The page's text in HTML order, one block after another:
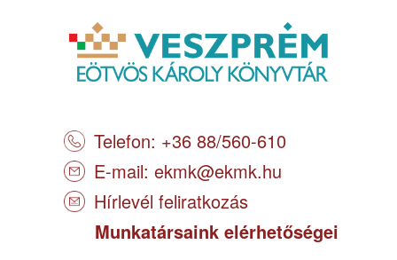
Telefon: +36 88/560-610
E-mail: ekmk@ekmk.hu
Hírlevél feliratkozás
Munkatársaink elérhetőségei